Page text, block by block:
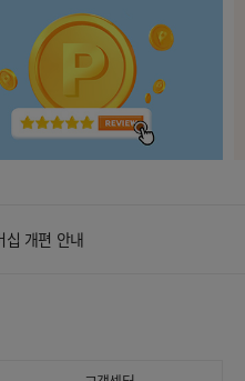
증 이벤트 당첨자 발표